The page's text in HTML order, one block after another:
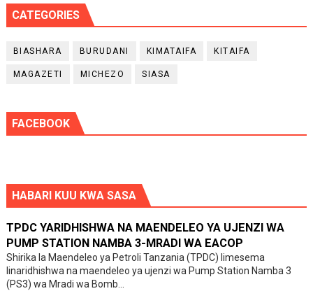
CATEGORIES
BIASHARA BURUDANI KIMATAIFA KITAIFA
MAGAZETI MICHEZO SIASA
FACEBOOK
HABARI KUU KWA SASA
TPDC YARIDHISHWA NA MAENDELEO YA UJENZI WA
PUMP STATION NAMBA 3-MRADI WA EACOP
Shirika la Maendeleo ya Petroli Tanzania (TPDC) limesema
linaridhishwa na maendeleo ya ujenzi wa Pump Station Namba 3
(PS3) wa Mradi wa Bomb...